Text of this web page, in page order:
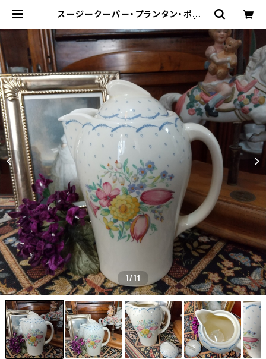
スージークーパー・プランタン・ポット
allery Miko-Nonno：スージークー
パー・サルグミンヌなど、アンティー
ク・ライフを提案！
1/11